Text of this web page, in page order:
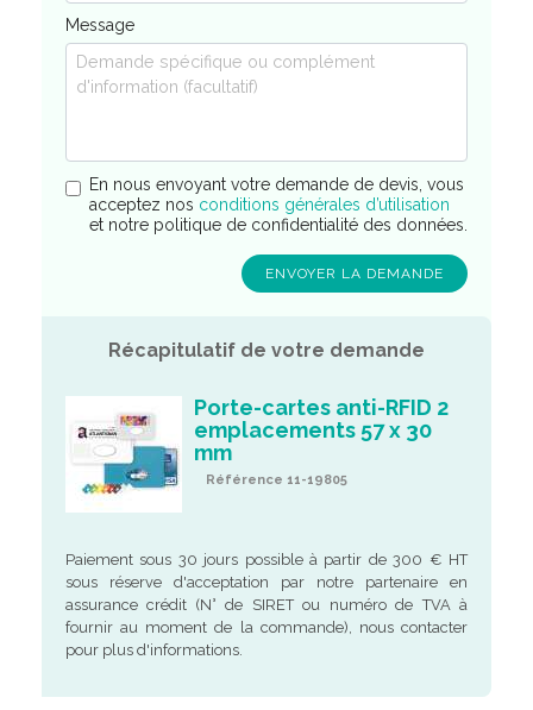
Message
En nous envoyant votre demande de devis, vous
acceptez nos conditions générales d’utilisation
et notre politique de confidentialité des données.
Récapitulatif de votre demande
Porte-cartes anti-RFID 2
emplacements 57 x 30
mm
Référence 11-19805
Paiement sous 30 jours possible à partir de 300 € HT
sous réserve d'acceptation par notre partenaire en
assurance crédit (N° de SIRET ou numéro de TVA à
fournir au moment de la commande), nous contacter
pour plus d'informations.